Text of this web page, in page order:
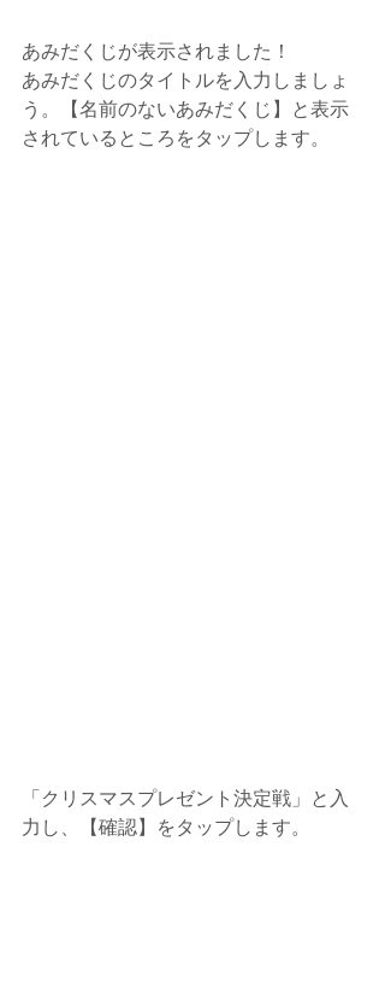
あみだくじが表示されました！
あみだくじのタイトルを入力しましょ
う。【名前のないあみだくじ】と表示
されているところをタップします。
「クリスマスプレゼント決定戦」と入
力し、【確認】をタップします。